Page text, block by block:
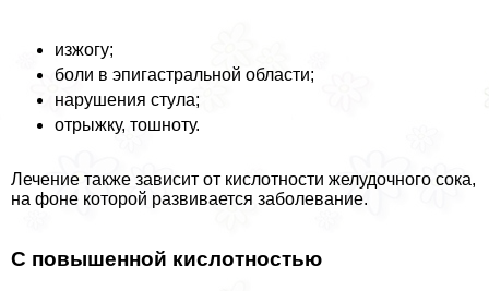
изжогу;
боли в эпигастральной области;
нарушения стула;
отрыжку, тошноту.
Лечение также зависит от кислотности желудочного сока,
на фоне которой развивается заболевание.
С повышенной кислотностью